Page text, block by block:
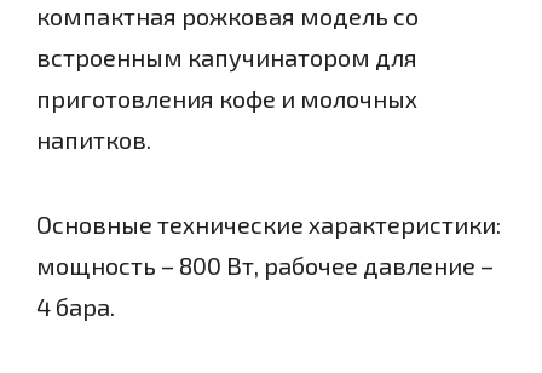
компактная рожковая модель со
встроенным капучинатором для
приготовления кофе и молочных
напитков.
Основные технические характеристики:
мощность – 800 Вт, рабочее давление –
4 бара.